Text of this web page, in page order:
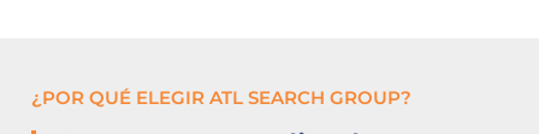
¿POR QUÉ ELEGIR ATL SEARCH GROUP?